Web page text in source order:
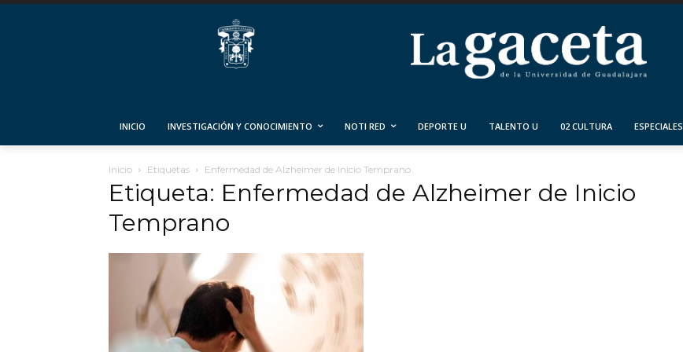
INICIO INVESTIGACIÓN Y CONOCIMIENTO NOTI RED DEPORTE U TALENTO U 02 CULTURA ESPECIALES
Inicio Etiquetas Enfermedad de Alzheimer de Inicio Temprano
Etiqueta: Enfermedad de Alzheimer de Inicio
Temprano